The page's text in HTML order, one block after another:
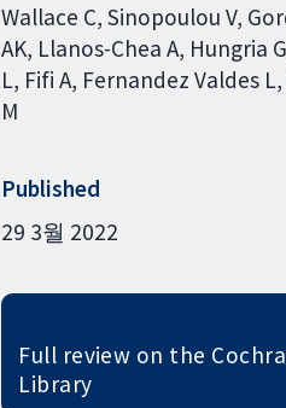
Wallace C Sinopoulou V
AK Llanos-Chea A Hungria G
L Fifi A Fernandez Valdes L
M
Published
29 3월 2022
Full review on the
Library